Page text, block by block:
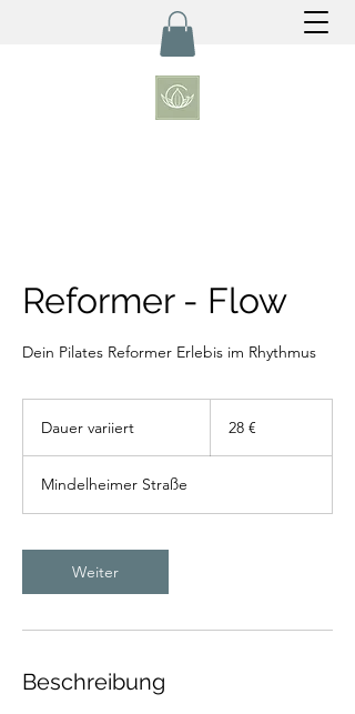
Reformer - Flow
Dein Pilates Reformer Erlebis im Rhythmus
Dauer variiert
e
r
a
i
t
28 €
Mindelheimer Straße
Weiter
Beschreibung